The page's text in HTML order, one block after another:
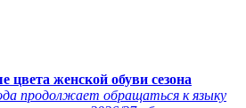
цвета женской обуви сезона
продолжает обращаться к языку